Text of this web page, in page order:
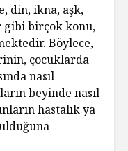
din, ikna, aşk,
gibi birçok konu,
Böylece,
çocuklarda
nasıl
beyinde nasıl
hastalık ya